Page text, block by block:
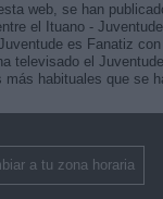
web, se han
el Ituano -
es Fanatiz
televisado el
habituales que se
a tu zona horaria